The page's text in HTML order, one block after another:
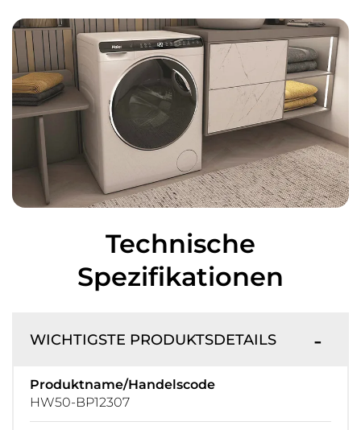
Technische
Spezifikationen
WICHTIGSTE PRODUKTSDETAILS
Produktname/Handelscode
HW50-BP12307